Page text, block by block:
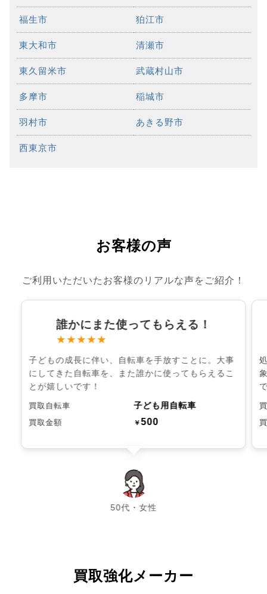
福生市 狛江市
東大和市 清瀬市
東久留米市 武蔵村山市
多摩市 稲城市
羽村市 あきる野市
西東京市
お客様の声
ご利用いただいたお客様のリアルな声をご紹介！
誰かにまた使ってもらえる！
★★★★★
子どもの成長に伴い、自転車を手放すことに。大事
にしてきた自転車を、また誰かに使ってもらえるこ
とが嬉しいです！
買取自転車 子ども用自転車
買取金額 ￥500
50代・女性
chevron_left chevron_right
買取強化メーカー